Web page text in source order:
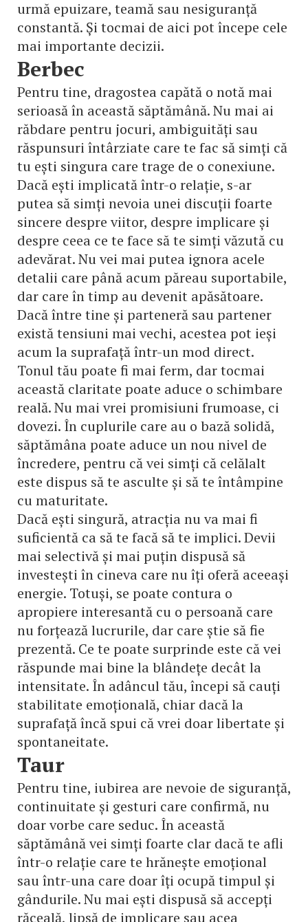
urmă epuizare, teamă sau nesiguranță
constantă. Și tocmai de aici pot începe cele
mai importante decizii.
Berbec
Pentru tine, dragostea capătă o notă mai
serioasă în această săptămână. Nu mai ai
răbdare pentru jocuri, ambiguități sau
răspunsuri întârziate care te fac să simți că
tu ești singura care trage de o conexiune.
Dacă ești implicată într-o relație, s-ar
putea să simți nevoia unei discuții foarte
sincere despre viitor, despre implicare și
despre ceea ce te face să te simți văzută cu
adevărat. Nu vei mai putea ignora acele
detalii care până acum păreau suportabile,
dar care în timp au devenit apăsătoare.
Dacă între tine și parteneră sau partener
există tensiuni mai vechi, acestea pot ieși
acum la suprafață într-un mod direct.
Tonul tău poate fi mai ferm, dar tocmai
această claritate poate aduce o schimbare
reală. Nu mai vrei promisiuni frumoase, ci
dovezi. În cuplurile care au o bază solidă,
săptămâna poate aduce un nou nivel de
încredere, pentru că vei simți că celălalt
este dispus să te asculte și să te întâmpine
cu maturitate.
Dacă ești singură, atracția nu va mai fi
suficientă ca să te facă să te implici. Devii
mai selectivă și mai puțin dispusă să
investești în cineva care nu îți oferă aceeași
energie. Totuși, se poate contura o
apropiere interesantă cu o persoană care
nu forțează lucrurile, dar care știe să fie
prezentă. Ce te poate surprinde este că vei
răspunde mai bine la blândețe decât la
intensitate. În adâncul tău, începi să cauți
stabilitate emoțională, chiar dacă la
suprafață încă spui că vrei doar libertate și
spontaneitate.
Taur
Pentru tine, iubirea are nevoie de siguranță,
continuitate și gesturi care confirmă, nu
doar vorbe care seduc. În această
săptămână vei simți foarte clar dacă te afli
într-o relație care te hrănește emoțional
sau într-una care doar îți ocupă timpul și
gândurile. Nu mai ești dispusă să accepți
răceală, lipsă de implicare sau acea